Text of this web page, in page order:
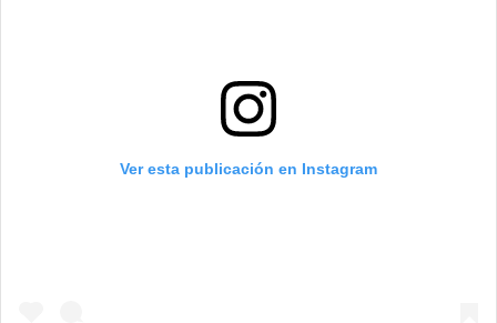
Ver esta publicación en Instagram